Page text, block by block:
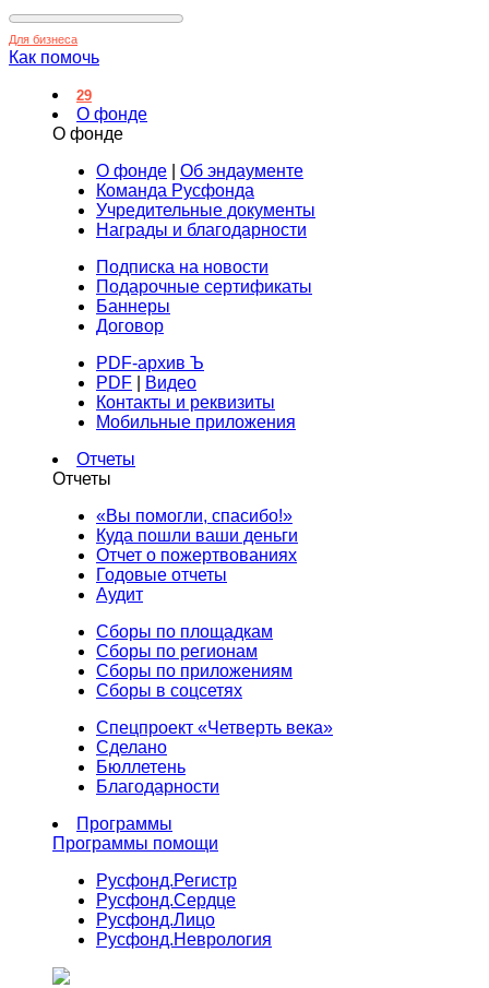
Для бизнеса
Как помочь
29
О фонде
О фонде
О фонде
Об эндаументе
Команда Русфонда
Учредительные документы
Награды и благодарности
Подписка на новости
Подарочные сертификаты
Баннеры
Договор
PDF-архив Ъ
PDF
Видео
Контакты и реквизиты
Мобильные приложения
Отчеты
Отчеты
«Вы помогли, спасибо!»
Куда пошли ваши деньги
Отчет о пожертвованиях
Годовые отчеты
Аудит
Сборы по площадкам
Сборы по регионам
Сборы по приложениям
Сборы в соцсетях
Спецпроект «Четверть века»
Сделано
Бюллетень
Благодарности
Программы
Программы помощи
Русфонд.Регистр
Русфонд.Сердце
Русфонд.Лицо
Русфонд.Неврология